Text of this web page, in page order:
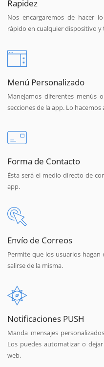
Rapidez
Nos encargaremos de hacer
rápido en cualquier dispositivo
Menú Personalizado
Manejamos diferentes menús
secciones de la app. Lo hacemos
Forma de Contacto
Ésta será el medio directo de
app.
Envío de Correos
Permite que los usuarios
salirse de la misma.
Notificaciones PUSH
Manda mensajes
Los puedes automatizar o
web.